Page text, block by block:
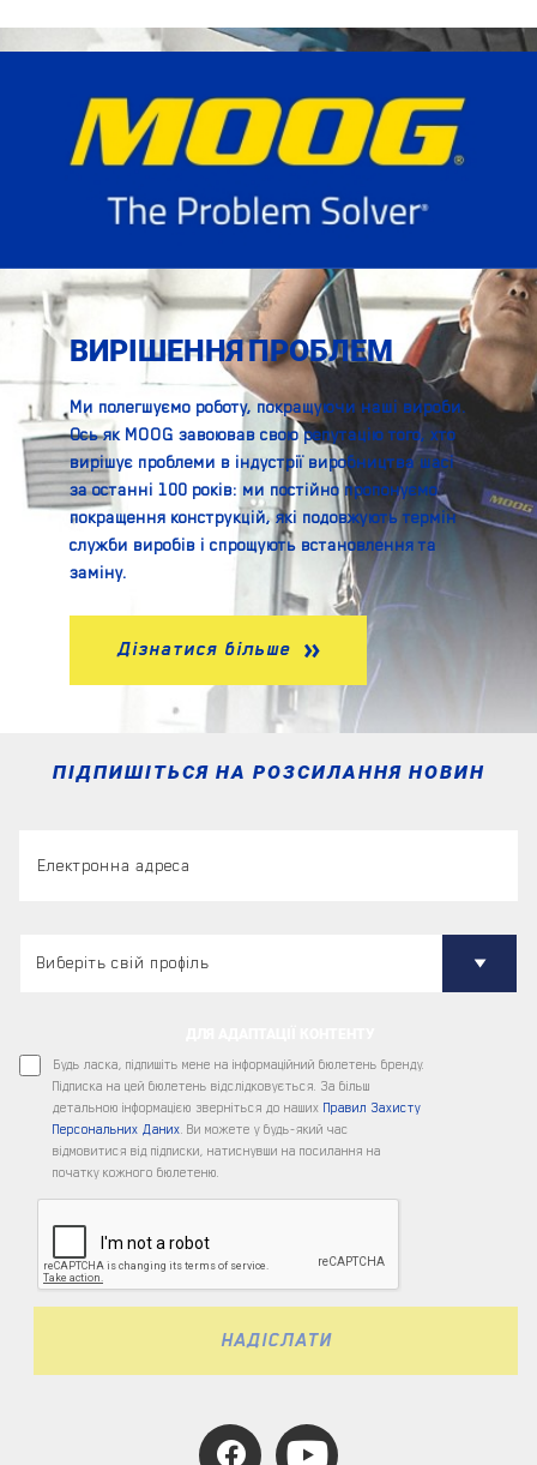
ВИРІШЕННЯ ПРОБЛЕМ
Ми полегшуємо роботу, покращуючи наші вироби.
Ось як MOOG завоював свою репутацію того, хто
вирішує проблеми в індустрії виробництва шасі
за останні 100 років: ми постійно пропонуємо
покращення конструкцій, які подовжують термін
служби виробів і спрощують встановлення та
заміну.
Дізнатися більше
ПІДПИШІТЬСЯ НА РОЗСИЛАННЯ НОВИН
Будь ласка, підпишіть мене на інформаційний бюлетень бренду.
Підписка на цей бюлетень відслідковується. За більш
детальною інформацією зверніться до наших Правил Захисту
Персональних Даних. Ви можете у будь-який час
відмовитися від підписки, натиснувши на посилання на
початку кожного бюлетеню.
НАДІСЛАТИ